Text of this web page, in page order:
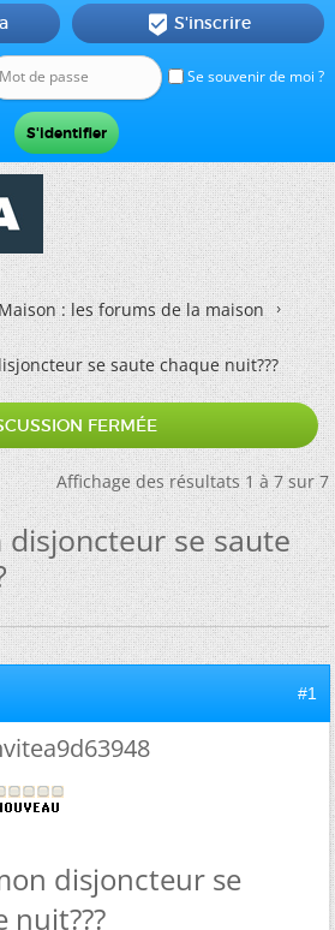
Se souvenir de moi ?
 S'inscrire
: les forums de la maison
se saute chaque nuit???
FERMÉE
Affichage des résultats 1 à 7 sur 7
se saute
#1
disjoncteur se
nuit???